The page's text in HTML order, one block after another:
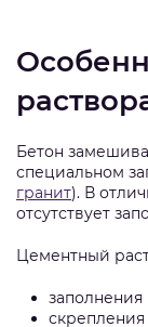
Бетон
специальном
гранит). В
отсутствует
Цементный